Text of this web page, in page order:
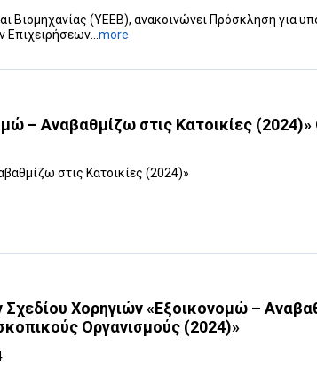
Βιομηχανίας (ΥΕΕΒ), ανακοινώνει Πρόσκληση για
more
– Αναβαθμίζω στις Κατοικίες
στις Κατοικίες (2024)»‎
Χορηγιών «Εξοικονομώ –
Οργανισμούς (2024)»‎